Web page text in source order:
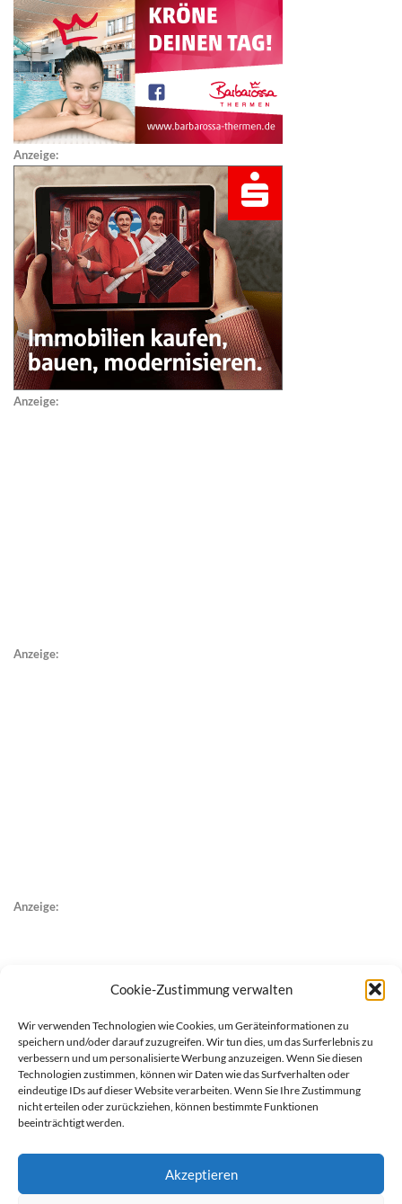
Cookie-Zustimmung verwalten
Wir verwenden Technologien wie Cookies, um Geräteinformationen zu
speichern und/oder darauf zuzugreifen. Wir tun dies, um das Surferlebnis zu
verbessern und um personalisierte Werbung anzuzeigen. Wenn Sie diesen
Technologien zustimmen, können wir Daten wie das Surfverhalten oder
eindeutige IDs auf dieser Website verarbeiten. Wenn Sie Ihre Zustimmung
nicht erteilen oder zurückziehen, können bestimmte Funktionen
beeinträchtigt werden.
Akzeptieren
Anzeige:
Anzeige:
Anzeige:
Anzeige: